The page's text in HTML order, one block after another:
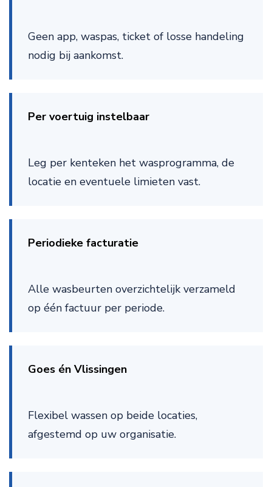
Geen app, waspas, ticket of losse handeling
nodig bij aankomst.
Per voertuig instelbaar
Leg per kenteken het wasprogramma, de
locatie en eventuele limieten vast.
Periodieke facturatie
Alle wasbeurten overzichtelijk verzameld
op één factuur per periode.
Goes én Vlissingen
Flexibel wassen op beide locaties,
afgestemd op uw organisatie.